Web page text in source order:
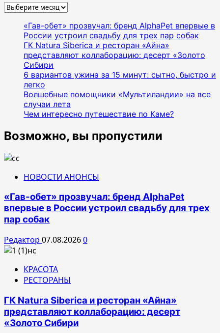
Архивы
«Гав-обет» прозвучал: бренд AlphaPet впервые в
России устроил свадьбу для трех пар собак
ГК Natura Siberica и ресторан «Айна»
представляют коллаборацию: десерт «Золото
Сибири
6 вариантов ужина за 15 минут: сытно, быстро и
легко
Волшебные помощники «Мультиландии» на все
случаи лета
Чем интересно путешествие по Каме?
Возможно, вы пропустили
НОВОСТИ АНОНСЫ
«Гав-обет» прозвучал: бренд AlphaPet
впервые в России устроил свадьбу для трех
пар собак
Редактор 07.08.20260
КРАСОТА
РЕСТОРАНЫ
ГК Natura Siberica и ресторан «Айна»
представляют коллаборацию: десерт
«Золото Сибири